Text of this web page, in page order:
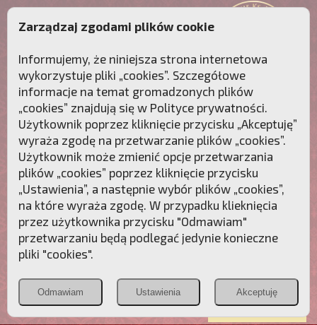
Przebudźmy sumienia Polaków!
Polonia
Christiana
PCh24.pl
Przymierze
POZNAJ APOSTOLAT FATIMY WESPRZYJ
NAS
Zarządzaj zgodami plików cookie
Informujemy, że niniejsza strona internetowa
wykorzystuje pliki „cookies”. Szczegółowe
informacje na temat gromadzonych plików
„cookies” znajdują się w Polityce prywatności.
Użytkownik poprzez kliknięcie przycisku „Akceptuję”
wyraża zgodę na przetwarzanie plików „cookies”.
Użytkownik może zmienić opcje przetwarzania
plików „cookies” poprzez kliknięcie przycisku
„Ustawienia”, a następnie wybór plików „cookies”,
na które wyraża zgodę. W przypadku klieknięcia
przez użytkownika przycisku "Odmawiam"
przetwarzaniu będą podlegać jedynie konieczne
pliki "cookies".
Odmawiam Ustawienia Akceptuję